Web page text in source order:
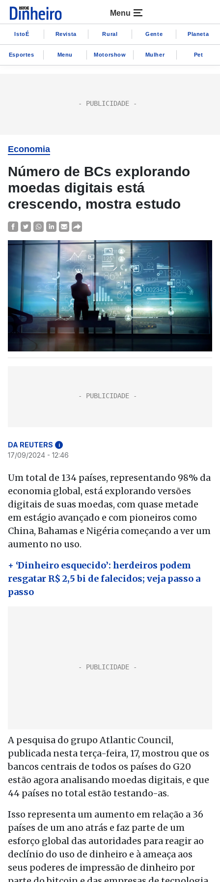
Menu
IstoÉ Revista Rural Gente Planeta
Esportes Menu Motorshow Mulher Pet
Economia
Número de BCs explorando
moedas digitais está
crescendo, mostra estudo
DA REUTERS i
17/09/2024 - 12:46
Um total de 134 países, representando 98% da
economia global, está explorando versões
digitais de suas moedas, com quase metade
em estágio avançado e com pioneiros como
China, Bahamas e Nigéria começando a ver um
aumento no uso.
+ ‘Dinheiro esquecido’: herdeiros podem
resgatar R$ 2,5 bi de falecidos; veja passo a
passo
A pesquisa do grupo Atlantic Council,
publicada nesta terça-feira, 17, mostrou que os
bancos centrais de todos os países do G20
estão agora analisando moedas digitais, e que
44 países no total estão testando-as.
Isso representa um aumento em relação a 36
países de um ano atrás e faz parte de um
esforço global das autoridades para reagir ao
declínio do uso de dinheiro e à ameaça aos
seus poderes de impressão de dinheiro por